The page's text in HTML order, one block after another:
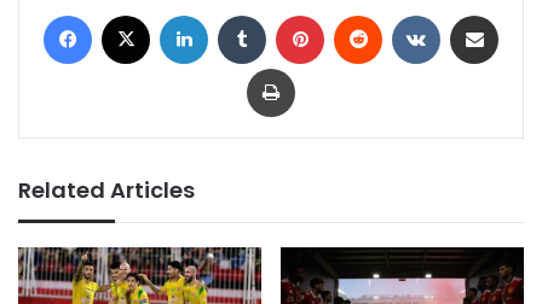
Print
Related Articles